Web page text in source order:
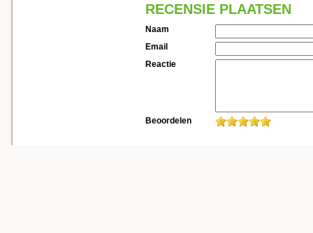
RECENSIE PLAATSEN
Naam
Email
Reactie
Beoordelen